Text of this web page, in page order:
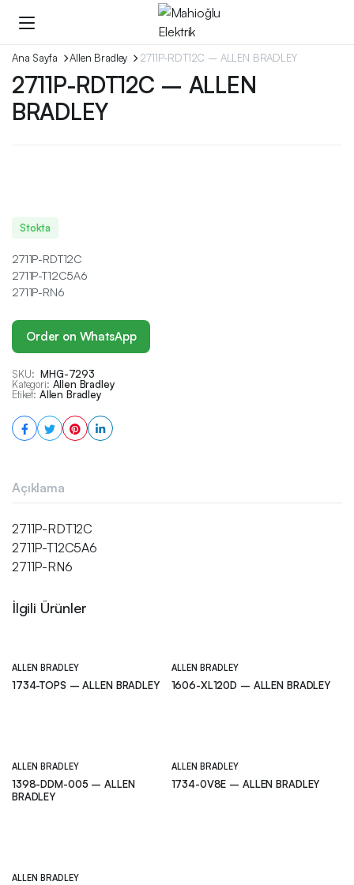
Ana Sayfa Allen Bradley 2711P-RDT12C – ALLEN BRADLEY
2711P-RDT12C – ALLEN
BRADLEY
Stokta
2711P-RDT12C
2711P-T12C5A6
2711P-RN6
Order on WhatsApp
SKU: MHG-7293
Kategori: Allen Bradley
Etiket: Allen Bradley
Açıklama
2711P-RDT12C
2711P-T12C5A6
2711P-RN6
İlgili Ürünler
ALLEN BRADLEY
1734-TOPS – ALLEN BRADLEY
ALLEN BRADLEY
1606-XL120D – ALLEN BRADLEY
ALLEN BRADLEY
1398-DDM-005 – ALLEN
BRADLEY
ALLEN BRADLEY
1734-0V8E – ALLEN BRADLEY
ALLEN BRADLEY